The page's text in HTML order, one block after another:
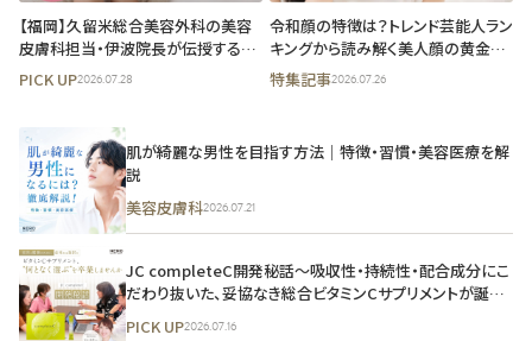
【福岡】久留米総合美容外科の美容
皮膚科担当・伊波院長が伝授する
「シミ取りレーザーしたのに失敗…」
を脱する方法
PICK UP2026.07.28
令和顔の特徴は？トレンド芸能人ラン
キングから読み解く美人顔の黄金
比！令和顔を作る美容医療アプロー
チ解説
特集記事2026.07.26
肌が綺麗な男性を目指す方法｜特徴・習慣・美容医療を解
説
美容皮膚科2026.07.21
JC completeC開発秘話～吸収性・持続性・配合成分にこ
だわり抜いた、妥協なき総合ビタミンCサプリメントが誕生
PICK UP2026.07.16